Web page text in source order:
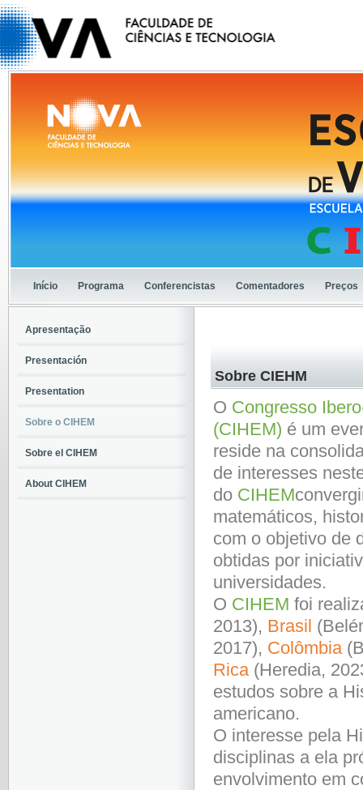
Início Programa Conferencistas Comentadores Preços
Sobre CIEHM
O Congresso
(CIHEM) é um
reside na
de interesses
do CIHEM
matemáticos,
com o objetivo de
obtidas por
universidades.
O CIHEM foi
2013), Brasil
2017), Colômbia
Rica (Heredia,
estudos sobre a
americano.
O interesse pela
disciplinas a ela
envolvimento em
Apresentação
Presentación
Presentation
Sobre o CIHEM
Sobre el CIHEM
About CIHEM